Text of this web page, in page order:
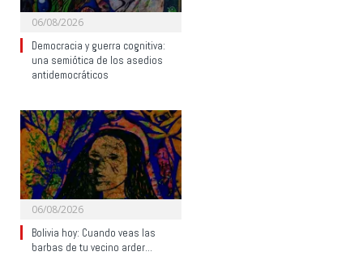
06/08/2026
Democracia y guerra cognitiva:
una semiótica de los asedios
antidemocráticos
06/08/2026
Bolivia hoy: Cuando veas las
barbas de tu vecino arder…